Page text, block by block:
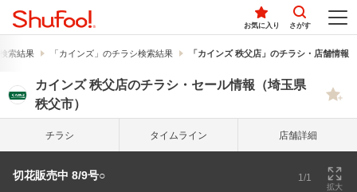
お気に入り さがす
索結果 「カインズ」のチラシ検索結果 「カインズ 秩父店」のチラシ・店舗情報
カインズ 秩父店のチラシ・セール情報（埼玉県
秩父市）
チラシ タイム ライン 店舗詳細
切花販売中 8/9号○ 1/1
拡大